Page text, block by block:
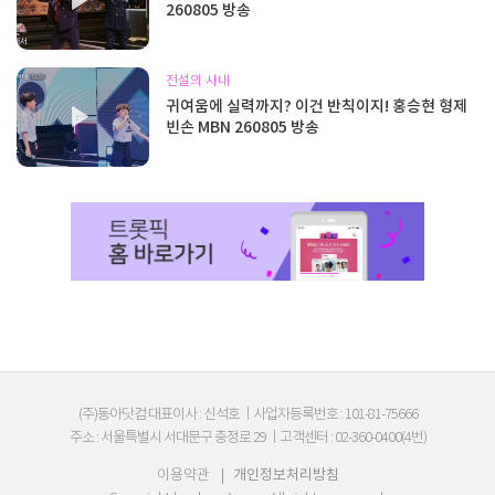
260805 방송
전설의 사내
귀여움에 실력까지? 이건 반칙이지! 홍승현 형제
빈손 MBN 260805 방송
(주)동아닷컴 대표이사 : 신석호
사업자등록번호 : 101-81-75666
주소 : 서울특별시 서대문구 충정로 29
고객센터 : 02-360-0400(4번)
이용약관
| 개인정보처리방침